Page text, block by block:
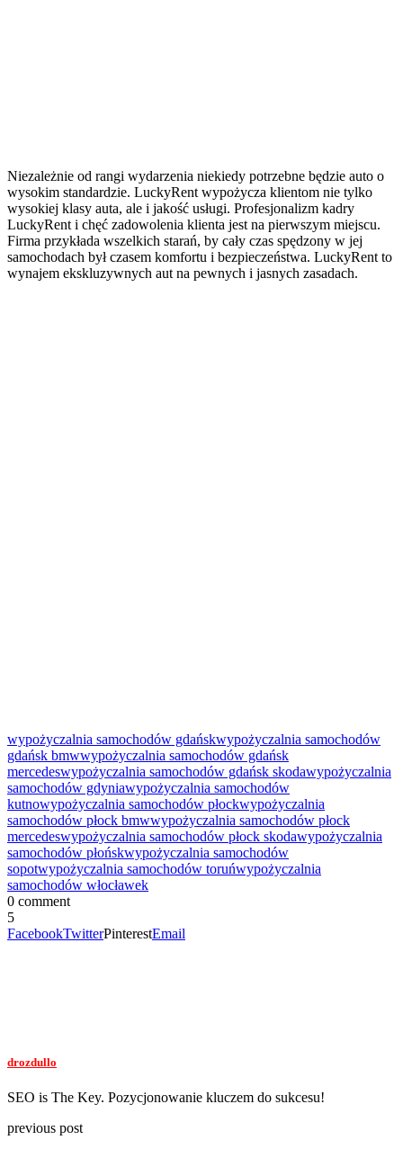
Niezależnie od rangi wydarzenia niekiedy potrzebne będzie auto o
wysokim standardzie. LuckyRent wypożycza klientom nie tylko
wysokiej klasy auta, ale i jakość usługi. Profesjonalizm kadry
LuckyRent i chęć zadowolenia klienta jest na pierwszym miejscu.
Firma przykłada wszelkich starań, by cały czas spędzony w jej
samochodach był czasem komfortu i bezpieczeństwa. LuckyRent to
wynajem ekskluzywnych aut na pewnych i jasnych zasadach.
wypożyczalnia samochodów gdańskwypożyczalnia samochodów
gdańsk bmwwypożyczalnia samochodów gdańsk
mercedeswypożyczalnia samochodów gdańsk skodawypożyczalnia
samochodów gdyniawypożyczalnia samochodów
kutnowypożyczalnia samochodów płockwypożyczalnia
samochodów płock bmwwypożyczalnia samochodów płock
mercedeswypożyczalnia samochodów płock skodawypożyczalnia
samochodów płońskwypożyczalnia samochodów
sopotwypożyczalnia samochodów toruńwypożyczalnia
samochodów włocławek
0 comment
5
FacebookTwitterPinterestEmail
drozdullo
SEO is The Key. Pozycjonowanie kluczem do sukcesu!
previous post